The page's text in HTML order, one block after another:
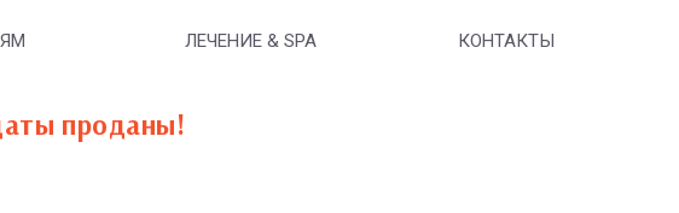
ЛЕЧЕНИЕ & SPA КОНТАКТЫ
проданы!